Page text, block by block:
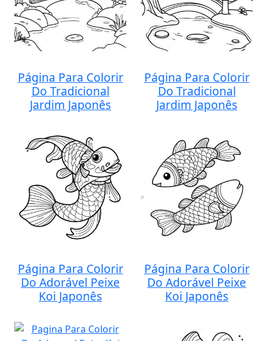
Página Para Colorir
Do Tradicional
Jardim Japonês
Página Para Colorir
Do Tradicional
Jardim Japonês
Página Para Colorir
Do Adorável Peixe
Koi Japonês
Página Para Colorir
Do Adorável Peixe
Koi Japonês